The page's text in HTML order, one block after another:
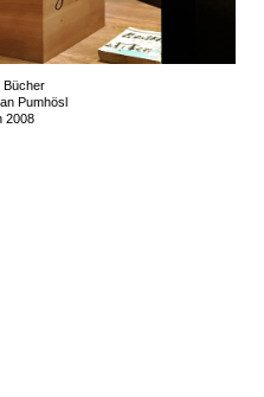
Bücher
Pumhösl
2008